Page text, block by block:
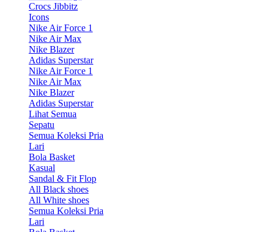
Crocs Jibbitz
Icons
Nike Air Force 1
Nike Air Max
Nike Blazer
Adidas Superstar
Nike Air Force 1
Nike Air Max
Nike Blazer
Adidas Superstar
Lihat Semua
Sepatu
Semua Koleksi Pria
Lari
Bola Basket
Kasual
Sandal & Fit Flop
All Black shoes
All White shoes
Semua Koleksi Pria
Lari